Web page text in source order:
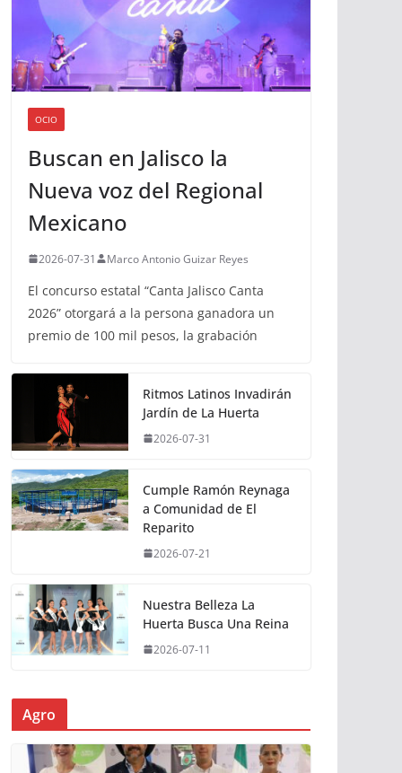
OCIO
Buscan en Jalisco la
Nueva voz del Regional
Mexicano
2026-07-31 Marco Antonio Guizar Reyes
El concurso estatal “Canta Jalisco Canta
2026” otorgará a la persona ganadora un
premio de 100 mil pesos, la grabación
Ritmos Latinos Invadirán
Jardín de La Huerta
2026-07-31
Cumple Ramón Reynaga
a Comunidad de El
Reparito
2026-07-21
Nuestra Belleza La
Huerta Busca Una Reina
2026-07-11
Agro